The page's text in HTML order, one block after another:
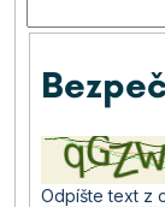
Odpíšte text z